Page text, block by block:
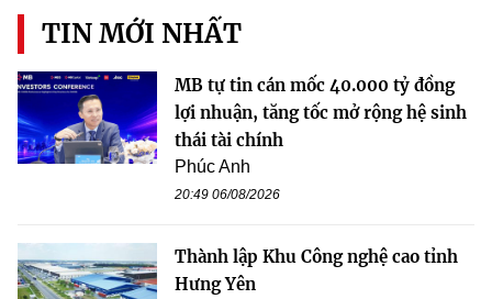
TIN MỚI NHẤT
MB tự tin cán mốc 40.000 tỷ đồng
lợi nhuận, tăng tốc mở rộng hệ sinh
thái tài chính
Phúc Anh
20:49 06/08/2026
Thành lập Khu Công nghệ cao tỉnh
Hưng Yên